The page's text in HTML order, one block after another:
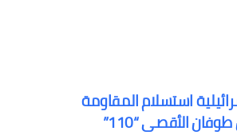
استسلام المقاومة
الأقصى “110”